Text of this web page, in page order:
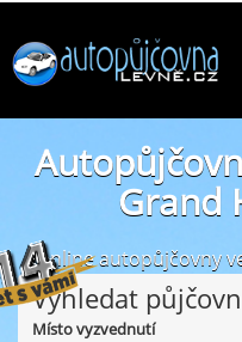
Grand
online autopůjčovny
Vyhledat
Místo vyzvednutí